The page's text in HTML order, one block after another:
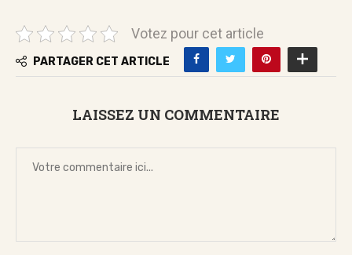
Votez pour cet article
PARTAGER CET ARTICLE
LAISSEZ UN COMMENTAIRE